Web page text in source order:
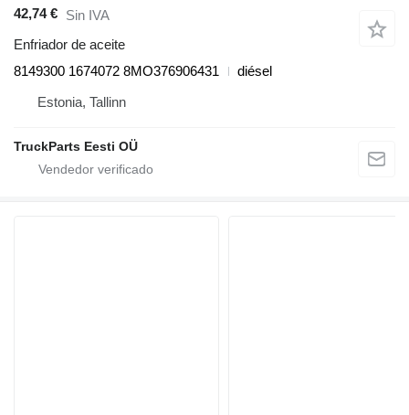
42,74 € Sin IVA
Enfriador de aceite
8149300 1674072 8MO376906431
diésel
Estonia, Tallinn
TruckParts Eesti OÜ